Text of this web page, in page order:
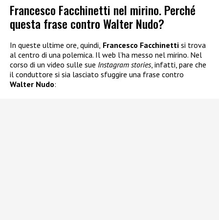
Francesco Facchinetti nel mirino. Perché
questa frase contro Walter Nudo?
In queste ultime ore, quindi, Francesco Facchinetti si trova
al centro di una polemica. Il web l’ha messo nel mirino. Nel
corso di un video sulle sue Instagram stories, infatti, pare che
il conduttore si sia lasciato sfuggire una frase contro
Walter Nudo: